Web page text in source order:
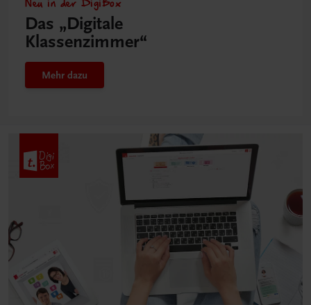
Das „Digitale
Klassenzimmer“
Mehr dazu